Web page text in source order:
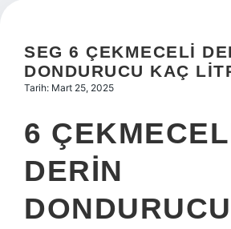
Hakkımızda
SEG 6 ÇEKMECELI
DONDURUCU KAÇ
Tarih: Mart 25, 2025
6
DERIN